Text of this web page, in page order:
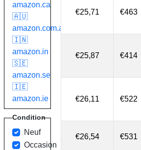
amazon.ca
🇦🇺
amazon.com.au
🇮🇳
amazon.in
🇸🇪
amazon.se
🇮🇪
amazon.ie
Condition
Neuf
Occasion
€25,71 €463
€25,87 €414
€26,11 €522
€26,54 €531